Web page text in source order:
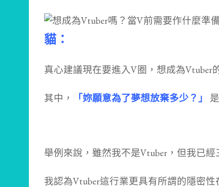
貓：
真心建議現在要進入V圈， 想成為Vtuber
其中， 「妳願意為了夢想放棄多少？」
舉例來說，雖然我不是Vtuber，但我已
我認為Vtuber這行業更具有所謂的隱密